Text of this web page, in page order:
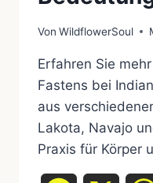
Von WildflowerSoul
Erfahren Sie
Fastens bei
aus
Lakota, Navajo
Praxis für Körper